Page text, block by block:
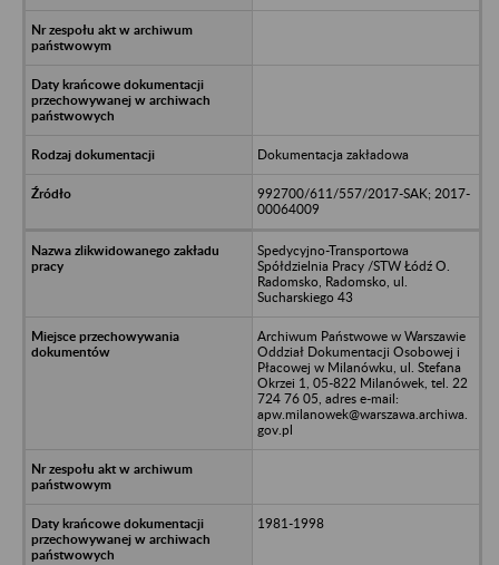
Dokumentacja zakładowa
992700/611/557/2017-SAK; 2017-
00064009
Spedycyjno-Transportowa
Spółdzielnia Pracy /STW Łódź O.
Radomsko, Radomsko, ul.
Sucharskiego 43
Archiwum Państwowe w Warszawie
Oddział Dokumentacji Osobowej i
Płacowej w Milanówku, ul. Stefana
Okrzei 1, 05-822 Milanówek, tel. 22
724 76 05, adres e-mail:
apw.milanowek@warszawa.archiwa.
gov.pl
1981-1998